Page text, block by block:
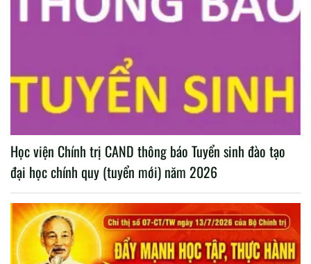
Học viện Chính trị CAND thông báo Tuyển sinh đào tạo
đại học chính quy (tuyển mới) năm 2026